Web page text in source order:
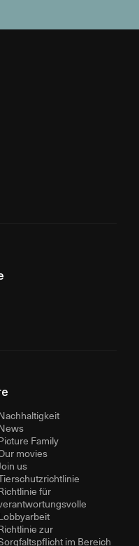
Family
movies
us
für
zur
im Bereich